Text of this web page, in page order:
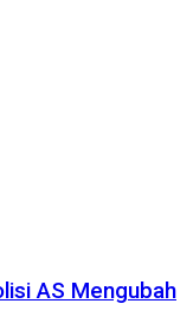
AS Mengubah